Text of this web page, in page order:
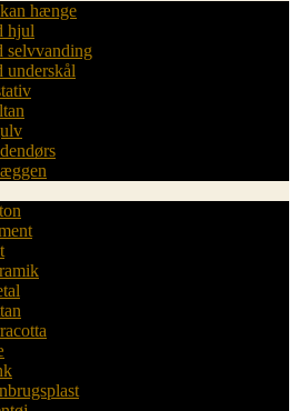
hænge
hjul
selvvanding
underskål